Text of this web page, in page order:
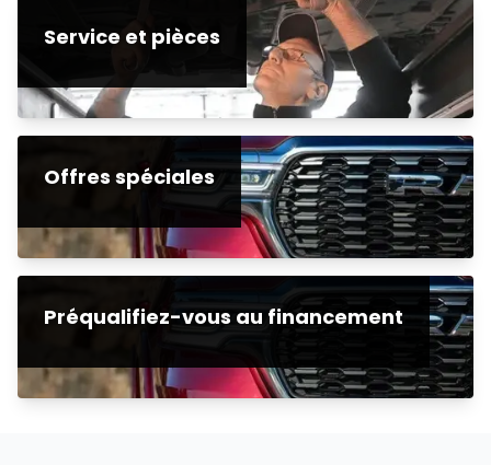
Service et pièces
Offres spéciales
Préqualifiez-vous au financement